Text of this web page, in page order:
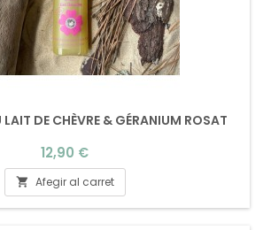
DE CHÈVRE & GÉRANIUM ROSAT
Preu
12,90 €
 Afegir al carret